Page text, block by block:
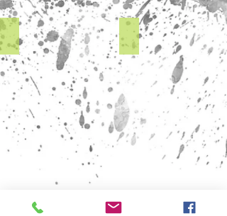
Pre Op Diagnostic Wax Up